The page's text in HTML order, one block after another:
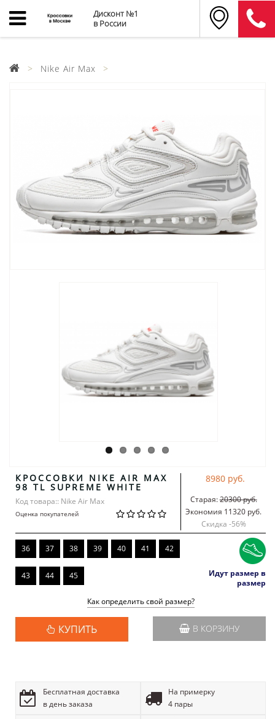
Дисконт №1
в России
Nike Air Max
КРОССОВКИ NIKE AIR MAX
98 TL SUPREME WHITE
Код товара:: Nike Air Max
Оценка покупателей
8980 руб.
Старая:20300 руб.
Экономия 11320 руб.
Скидка -56%
36 37 38 39 40 41 42
43 44 45
Идут размер в
размер
Как определить свой размер?
КУПИТЬ В КОРЗИНУ
Бесплатная доставка
в день заказа
На примерку
4 пары